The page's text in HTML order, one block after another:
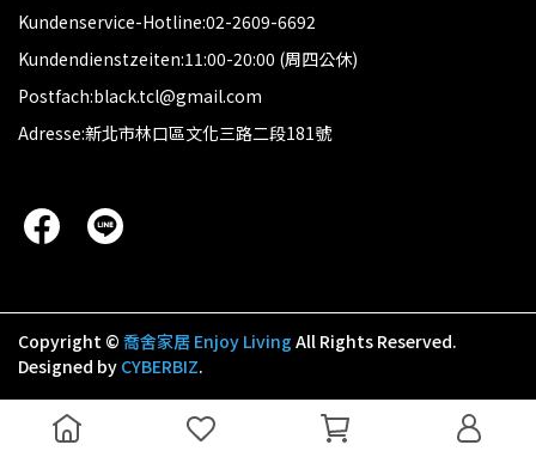
Kundenservice-Hotline:02-2609-6692
Kundendienstzeiten:11:00-20:00 (周四公休)
Postfach:black.tcl@gmail.com
Adresse:新北市林口區文化三路二段181號
Copyright © 喬舍家居 Enjoy Living All Rights Reserved.
Designed by CYBERBIZ.